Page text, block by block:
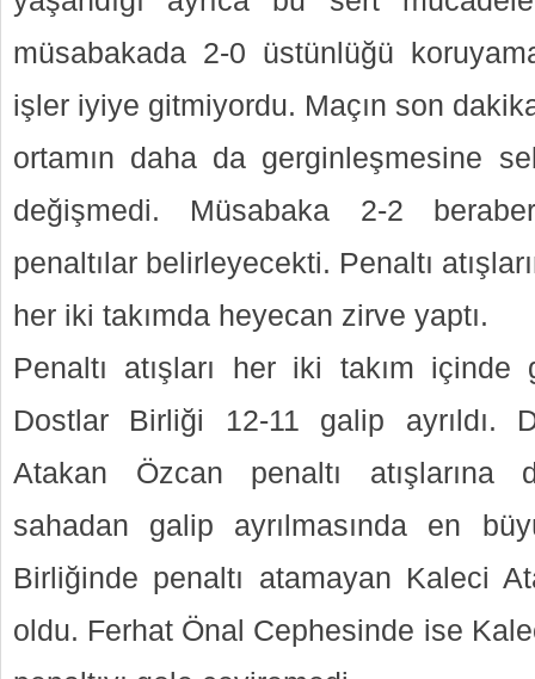
müsabakada 2-0 üstünlüğü
işler iyiye gitmiyordu. Maçın son
ortamın daha da gerginleşmesine
değişmedi. Müsabaka 2-2
penaltılar belirleyecekti. Penaltı
her iki takımda heyecan zirve yaptı.
Penaltı atışları her iki takım
Dostlar Birliği 12-11 galip ayrıldı.
Atakan Özcan penaltı atışlarına
sahadan galip ayrılmasında en
Birliğinde penaltı atamayan Kaleci
oldu. Ferhat Önal Cephesinde ise